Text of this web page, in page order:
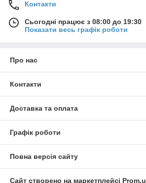
Контакти
Сьогодні працює з 08:00 до 19:30
Показати весь графік роботи
Про нас
Контакти
Доставка та оплата
Графік роботи
Повна версія сайту
Сайт створено на маркетплейсі